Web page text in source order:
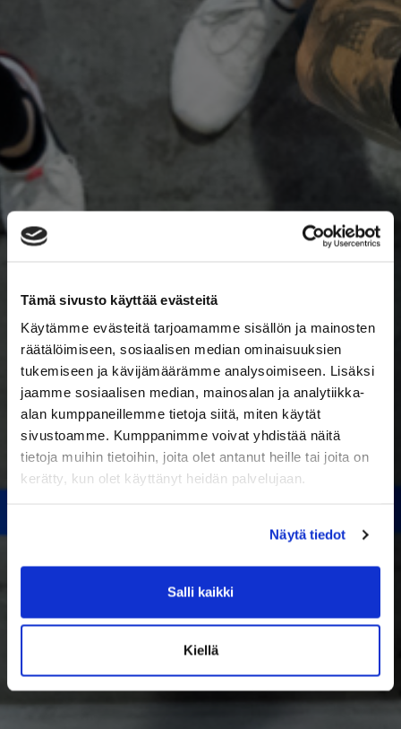
Tämä sivusto käyttää evästeitä
Käytämme evästeitä tarjoamamme sisällön ja mainosten
räätälöimiseen, sosiaalisen median ominaisuuksien
tukemiseen ja kävijämäärämme analysoimiseen. Lisäksi
jaamme sosiaalisen median, mainosalan ja analytiikka-
alan kumppaneillemme tietoja siitä, miten käytät
sivustoamme. Kumppanimme voivat yhdistää näitä
tietoja muihin tietoihin, joita olet antanut heille tai joita on
kerätty, kun olet käyttänyt heidän palvelujaan.
Näytä tiedot
Salli kaikki
Kiellä